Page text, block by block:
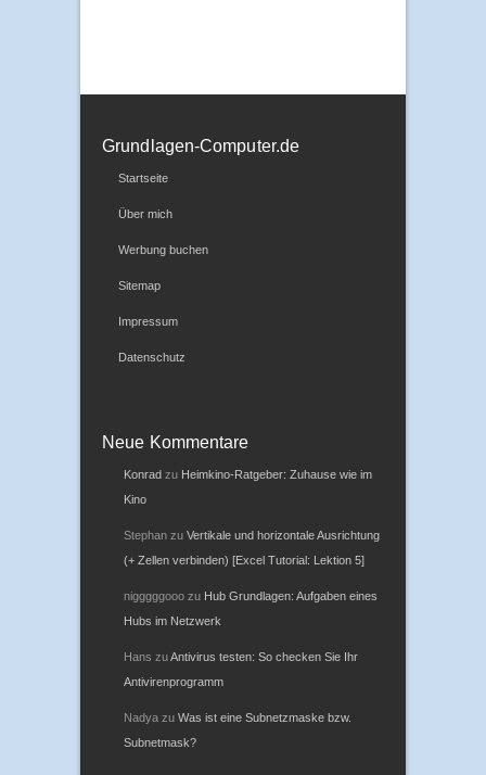
Grundlagen-Computer.de
Startseite
Über mich
Werbung buchen
Sitemap
Impressum
Datenschutz
Neue Kommentare
Konrad zu Heimkino-Ratgeber: Zuhause wie im
Kino
Stephan zu Vertikale und horizontale Ausrichtung
(+ Zellen verbinden) [Excel Tutorial: Lektion 5]
nigggggooo zu Hub Grundlagen: Aufgaben eines
Hubs im Netzwerk
Hans zuAntivirus testen: So checken Sie Ihr
Antivirenprogramm
Nadya zu Was ist eine Subnetzmaske bzw.
Subnetmask?